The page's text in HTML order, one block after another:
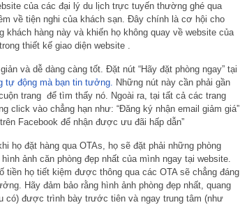
của các đại lý du lịch trực tuyến thường ghé qua
về tiện nghi của khách sạn. Đây chính là cơ hội cho
hàng này và khiến họ không quay về website của
thiết kế giao diện website .
và dễ dàng càng tốt. Đặt nút “Hãy đặt phòng ngay” tại
tự động mà bạn tin tưởng. Những nút này cần phải gần
trang để tìm thấy nó. Ngoài ra, tại tất cả các trang
click vào chẳng hạn như: “Đăng ký nhận email giảm giá”
Facebook để nhận được ưu đãi hấp dẫn”
họ đặt hàng qua OTAs, họ sẽ đặt phải những phòng
ảnh căn phòng đẹp nhất của mình ngay tại website.
tiền họ tiết kiệm được thông qua các OTA sẽ chẳng đáng
Hãy đảm bảo rằng hình ảnh phòng đẹp nhất, quang
có) được trình bày trước tiên và ngay trung tâm (như